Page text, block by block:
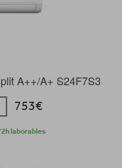
A++/A+ S24F7S3
753€
laborables